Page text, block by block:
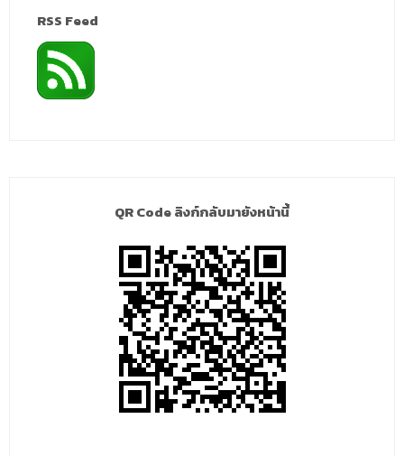
RSS Feed
QR Code ลิงก์กลับมายังหน้านี้